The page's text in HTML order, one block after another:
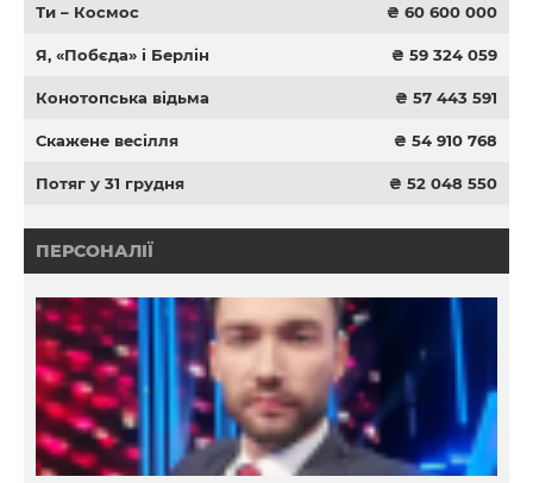
Ти – Космос ₴ 60 600 000
Я, «Побєда» і Берлін ₴ 59 324 059
Конотопська відьма ₴ 57 443 591
Скажене весілля ₴ 54 910 768
Потяг у 31 грудня ₴ 52 048 550
ПЕРСОНАЛІЇ